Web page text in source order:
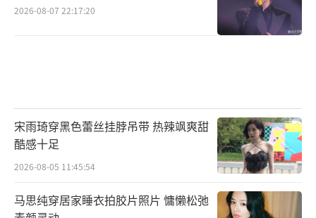
2026-08-07 22:17:20
宋雨琦穿黑色蕾丝挂脖吊带 热辣飒爽甜
酷感十足
2026-08-05 11:45:54
马思纯穿居家睡衣拍胶片照片 慵懒松弛